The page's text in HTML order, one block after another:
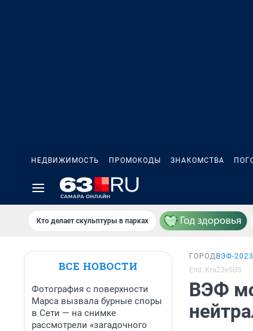
НЕДВИЖИМОСТЬ ПРОМОКОДЫ ЗНАКОМСТВА
Кто делает скульптуры в парках
ВСЕ НОВОСТИ
Фотография с поверхности
Марса вызвала бурные споры
в Сети — на снимке
рассмотрели «загадочного
ГОРОД ВЭФ-2023
Erid: Kra23e5GS
ВЭФ